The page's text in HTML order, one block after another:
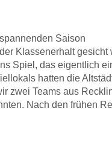
Saison
Klassenerhalt gesicht
Spiel, das eigentlich
hatten die
zwei Teams aus
Nach den frühen